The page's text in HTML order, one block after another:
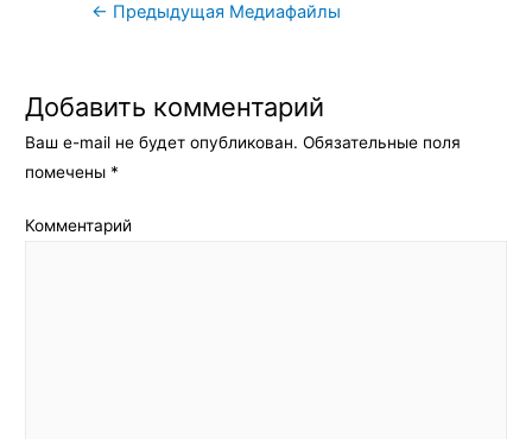
Навигация
← Предыдущая Медиафайлы
Добавить комментарий
Ваш e-mail не будет опубликован. Обязательные поля
помечены *
Комментарий